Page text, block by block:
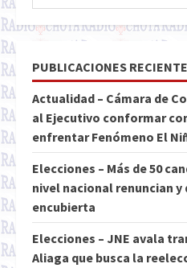
PUBLICACIONES
Actualidad – Cámara de
al Ejecutivo conformar
enfrentar Fenómeno El
Elecciones – Más de 50
nivel nacional renuncian
encubierta
Elecciones – JNE avala
Aliaga que busca la